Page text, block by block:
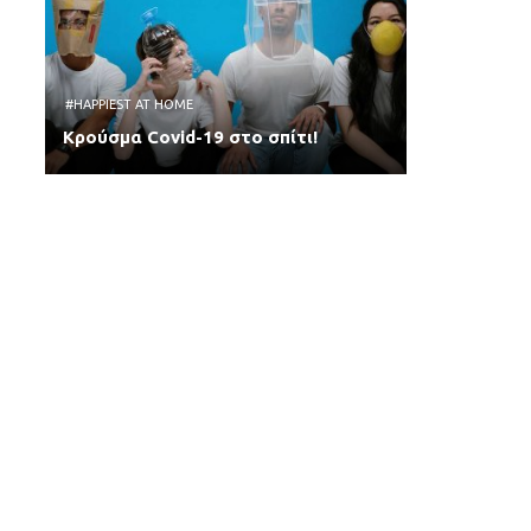
#HAPPIEST AT HOME
Κρούσμα Covid-19 στο σπίτι!